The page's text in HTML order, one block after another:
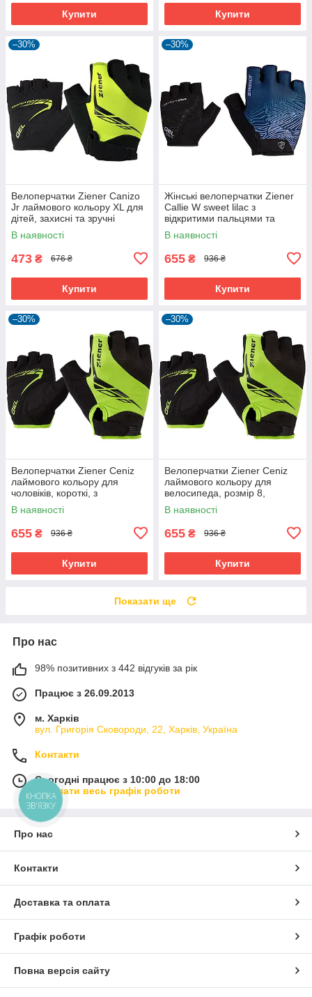
Купити Купити
–30%
Велоперчатки Ziener Canizo
Jr лаймового кольору XL для
дітей, захисні та зручні
В наявності
473 ₴ 676 ₴
Купити
–30%
Жінські велоперчатки Ziener
Callie W sweet lilac з
відкритими пальцями та
дихаючою шкірою Amara
В наявності
655 ₴ 936 ₴
Купити
–30%
Велоперчатки Ziener Ceniz
лаймового кольору для
чоловіків, короткі, з
амортизуючими вставками та
гелевими подушечками
В наявності
655 ₴ 936 ₴
Купити
–30%
Велоперчатки Ziener Ceniz
лаймового кольору для
велосипеда, розмір 8,
зручність і захист рук
В наявності
655 ₴ 936 ₴
Купити
Показати ще
Про нас
98% позитивних з 442 відгуків за рік
Працює з 26.09.2013
м. Харків
вул. Григорія Сковороди, 22, Харків, Україна
Контакти
Сьогодні працює з 10:00 до 18:00
Показати весь графік роботи
Про нас
Контакти
Доставка та оплата
Графік роботи
Повна версія сайту
КНОПКА
ЗВ'ЯЗКУ